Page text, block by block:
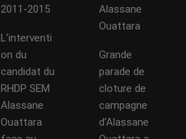
2011-2015
L’interventi
on du
candidat du
RHDP SEM
Alassane
Ouattara
Alassane
Ouattara
Grande
parade de
cloture de
campagne
d’Alassane